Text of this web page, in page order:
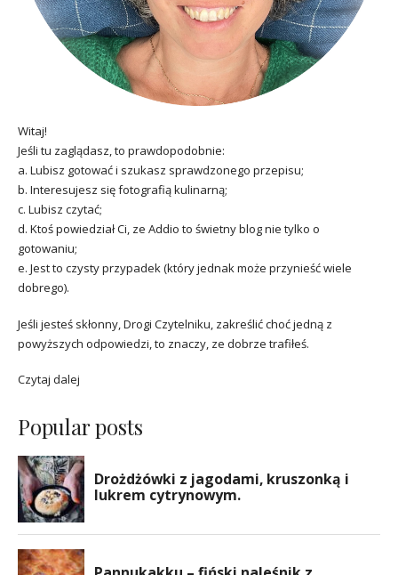
Witaj!
Jeśli tu zaglądasz, to prawdopodobnie:
a. Lubisz gotować i szukasz sprawdzonego przepisu;
b. Interesujesz się fotografią kulinarną;
c. Lubisz czytać;
d. Ktoś powiedział Ci, ze Addio to świetny blog nie tylko o
gotowaniu;
e. Jest to czysty przypadek (który jednak może przynieść wiele
dobrego).
Jeśli jesteś skłonny, Drogi Czytelniku, zakreślić choć jedną z
powyższych odpowiedzi, to znaczy, ze dobrze trafiłeś.
Czytaj dalej
Popular posts